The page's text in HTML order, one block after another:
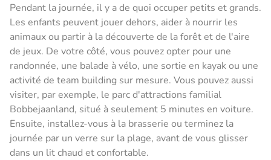
Pendant la journée, il y a de quoi occuper petits et grands.
Les enfants peuvent jouer dehors, aider à nourrir les
animaux ou partir à la découverte de la forêt et de l'aire
de jeux. De votre côté, vous pouvez opter pour une
randonnée, une balade à vélo, une sortie en kayak ou une
activité de team building sur mesure. Vous pouvez aussi
visiter, par exemple, le parc d'attractions familial
Bobbejaanland, situé à seulement 5 minutes en voiture.
Ensuite, installez-vous à la brasserie ou terminez la
journée par un verre sur la plage, avant de vous glisser
dans un lit chaud et confortable.